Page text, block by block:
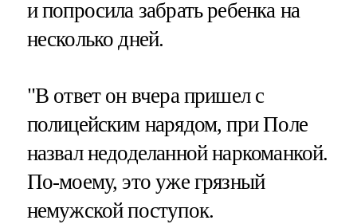
и попросила забрать ребенка на
несколько дней.
"В ответ он вчера пришел с
полицейским нарядом, при Поле
назвал недоделанной наркоманкой.
По-моему, это уже грязный
немужской поступок.